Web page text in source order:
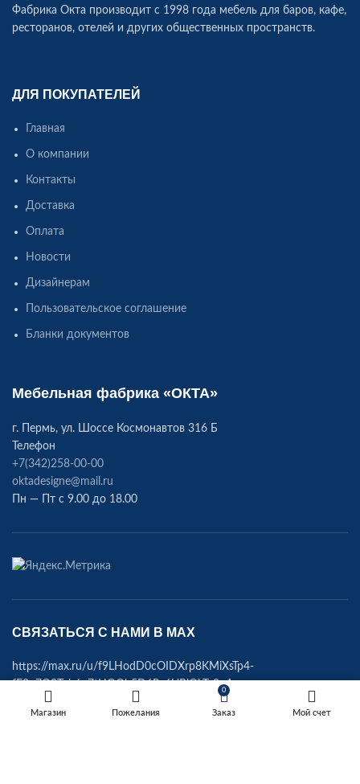
Фабрика Окта производит c 1998 года мебель для баров, кафе,
ресторанов, отелей и других общественных пространств.
ДЛЯ ПОКУПАТЕЛЕЙ
Главная
О компании
Контакты
Доставка
Оплата
Новости
Дизайнерам
Пользовательское соглашение
Бланки документов
Мебельная фабрика «ОКТА»
г. Пермь, ул. Шоссе Космонавтов 316 Б
Телефон
+7(342)258-00-00
oktadesigne@mail.ru
Пн — Пт с 9.00 до 18.00
СВЯЗАТЬСЯ С НАМИ В МАХ
https://max.ru/u/f9LHodD0cOIDXrp8KMiXsTp4-
fF8p7O9Tvh6q7tHQOb5D6Pc6UBjQkTz9pA
Магазин Пожелания
0
Заказ Мой счет